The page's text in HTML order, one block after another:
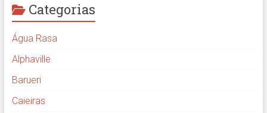
Categorias
Água Rasa
Alphaville
Barueri
Caieiras